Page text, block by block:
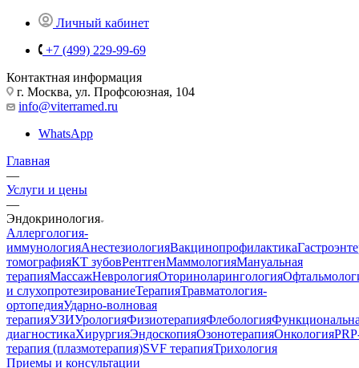
Личный кабинет
+7 (499) 229-99-69
Контактная информация
г. Москва, ул. Профсоюзная, 104
info@viterramed.ru
WhatsApp
Главная
—
Услуги и цены
—
Эндокринология
Аллергология-
иммунологияАнестезиологияВакцинопрофилактика
томографияКТ зубовРентгенМаммологияМануальная
терапияМассажНеврологияОториноларингология
и слухопротезированиеТерапияТравматология-
ортопедияУдарно-волновая
терапияУЗИУрологияФизиотерапияФлебология
диагностикаХирургияЭндоскопияОзонотерапияОнкология
терапия (плазмотерапия)SVF терапияТрихология
Приемы и консультации